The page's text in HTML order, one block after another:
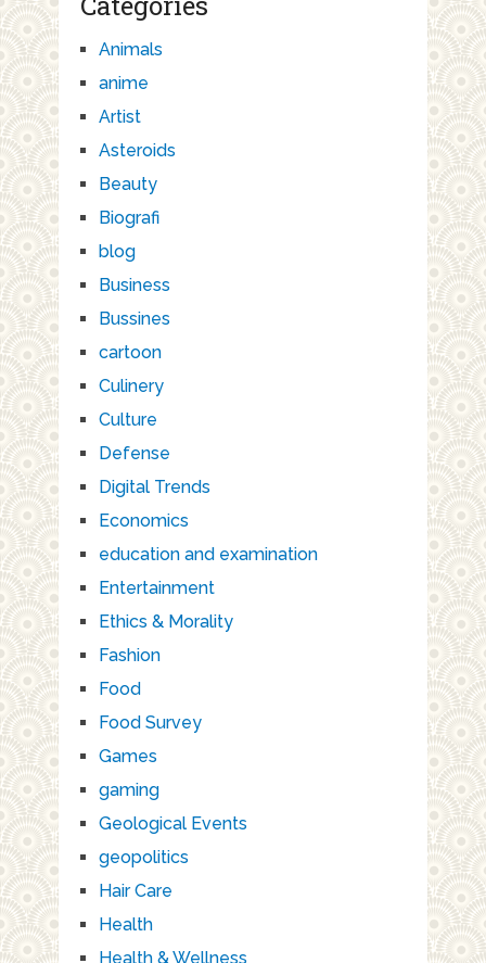
Animals
anime
Artist
Asteroids
Beauty
Biografi
blog
Business
Bussines
cartoon
Culinery
Culture
Defense
Digital Trends
Economics
education and examination
Entertainment
Ethics & Morality
Fashion
Food
Food Survey
Games
gaming
Geological Events
geopolitics
Hair Care
Health
Health & Wellness